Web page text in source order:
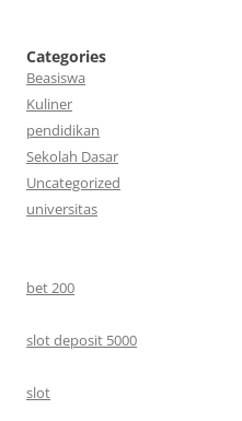
Categories
Beasiswa
Kuliner
pendidikan
Sekolah Dasar
Uncategorized
universitas
bet 200
slot deposit 5000
slot